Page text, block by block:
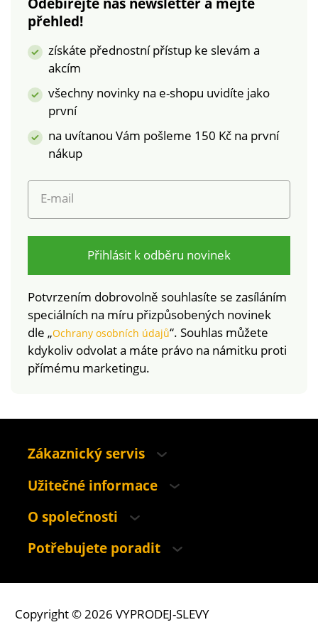
výrobky, které byly
na široké spektrum
výrobek je bezpečný
pračce.
přehled!
získáte přednostní přístup ke slevám a
akcím
všechny novinky na e-shopu uvidíte jako
první
na uvítanou Vám pošleme 150 Kč na první
nákup
E-mail
Přihlásit k odběru novinek
Potvrzením dobrovolně souhlasíte se zasíláním
speciálních na míru přizpůsobených novinek
dle „Ochrany osobních údajů“. Souhlas můžete
kdykoliv odvolat a máte právo na námitku proti
přímému marketingu.
Zákaznický servis
Užitečné informace
O společnosti
Potřebujete poradit
Copyright © 2026 VYPRODEJ-SLEVY